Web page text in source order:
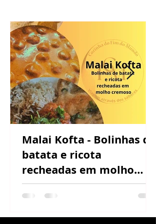
Malai Kofta - Bolinhas de
batata e ricota
recheadas em molho
cremoso de castanha de
caju